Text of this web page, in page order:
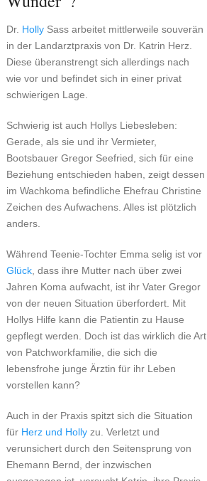
Dr. HollySass arbeitet mittlerweile souverän
in der Landarztpraxis von Dr. Katrin Herz.
Diese überanstrengt sich allerdings nach
wie vor und befindet sich in einer privat
schwierigen Lage.
Schwierig ist auch Hollys Liebesleben:
Gerade, als sie und ihr Vermieter,
Bootsbauer Gregor Seefried, sich für eine
Beziehung entschieden haben, zeigt dessen
im Wachkoma befindliche Ehefrau Christine
Zeichen des Aufwachens. Alles ist plötzlich
anders.
Während Teenie-Tochter Emma selig ist vor
Glück, dass ihre Mutter nach über zwei
Jahren Koma aufwacht, ist ihr Vater Gregor
von der neuen Situation überfordert. Mit
Hollys Hilfe kann die Patientin zu Hause
gepflegt werden. Doch ist das wirklich die Art
von Patchworkfamilie, die sich die
lebensfrohe junge Ärztin für ihr Leben
vorstellen kann?
Auch in der Praxis spitzt sich die Situation
für Herz und Hollyzu. Verletzt und
verunsichert durch den Seitensprung von
Ehemann Bernd, der inzwischen